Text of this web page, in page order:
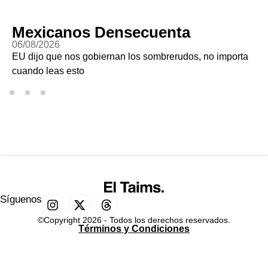
Mexicanos Densecuenta
06/08/2026
EU dijo que nos gobiernan los sombrerudos, no importa
cuando leas esto
Síguenos
©Copyright 2026 - Todos los derechos reservados.
Términos y Condiciones